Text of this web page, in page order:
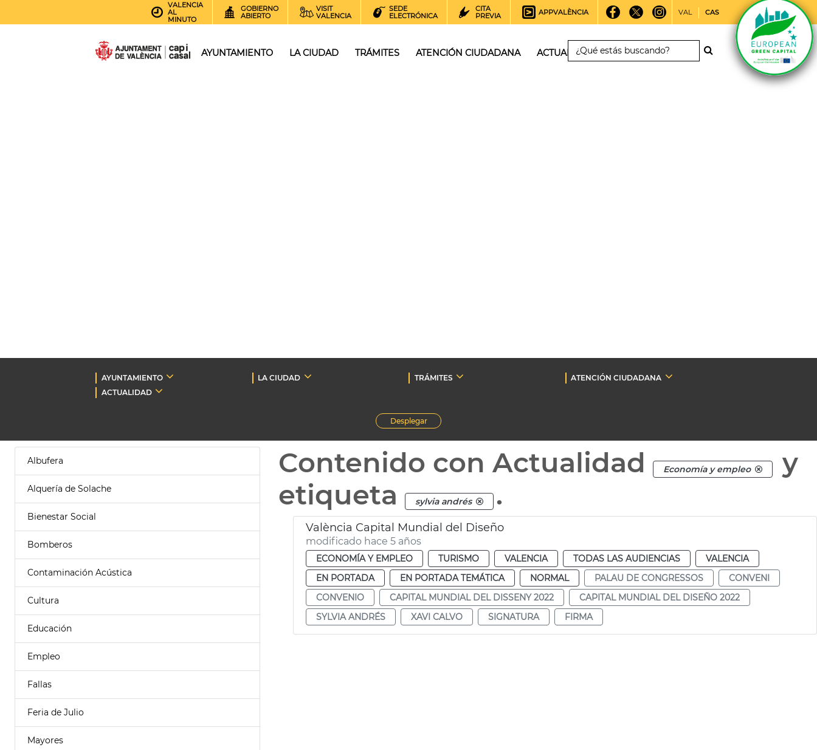
VALENCIA
AL
MINUTO
GOBIERNO
ABIERTO
VISIT
VALENCIA
SEDE
ELECTRÓNICA
CITA
PREVIA
APPVALÈNCIA VAL CAS
AYUNTAMIENTO LA CIUDAD TRÁMITES ATENCIÓN CIUDADANA ACTUALIDAD
AYUNTAMIENTO LA CIUDAD TRÁMITES
ATENCIÓN CIUDADANA
ACTUALIDAD
Desplegar
Albufera
Alquería de Solache
Bienestar Social
Bomberos
Contaminación Acústica
Cultura
Educación
Empleo
Fallas
Feria de Julio
Mayores
Contenido con Actualidad Economía y empleo
y
etiqueta
sylvia andrés .
València Capital Mundial del Diseño
modificado hace 5 años
ECONOMÍA Y EMPLEO TURISMO VALENCIA TODAS LAS AUDIENCIAS
VALENCIA
EN PORTADA
EN PORTADA TEMÁTICA NORMAL PALAU DE CONGRESSOS
CONVENI
CONVENIO
CAPITAL MUNDIAL DEL DISSENY 2022
CAPITAL MUNDIAL DEL DISEÑO 2022
SYLVIA ANDRÉS
XAVI CALVO SIGNATURA FIRMA